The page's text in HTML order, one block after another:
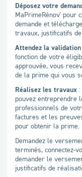
Déposez votre
MaPrimeRénov' pour
demande et
travaux, justificatifs
Attendez la
fonction de votre
approuvée, vous
de la prime qui vous
Réalisez les travaux
pouvez entreprendre
professionnels de
factures et les
pour obtenir la prime.
Demandez le
terminés, connectez-
demander le
justificatifs de